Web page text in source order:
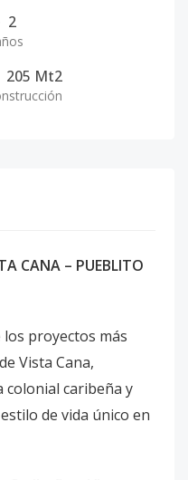
2
205 Mt2
CANA – PUEBLITO
proyectos más
Vista Cana,
caribeña y
de vida único en